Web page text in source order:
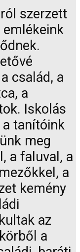
szerzett
emlékeink
család, a
a
Iskolás
a tanítóink
meg
a faluval, a
a
kemény
az
a